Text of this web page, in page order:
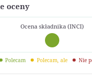
oceny
Ocena składnika (INCI)
Polecam Polecam, ale Nie